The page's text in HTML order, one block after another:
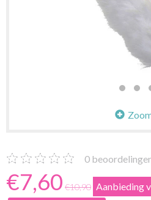
0
€7,60 €10,90 Aanbieding